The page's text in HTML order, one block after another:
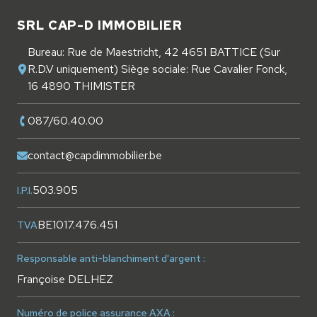
SRL CAP-D IMMOBILIER
Bureau: Rue de Maestricht, 42 4651 BATTICE (Sur
R.D.V uniquement) Siège sociale: Rue Cavalier Fonck,
16 4890 THIMISTER
087/60.40.00
contact@capdimmobilier.be
I.P.I.503.905
TVABE1017.476.451
Responsable anti-blanchiment d'argent :
Françoise DELHEZ
Numéro de police assurance AXA :